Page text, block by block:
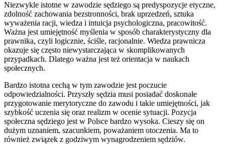
Niezwykle istotne w zawodzie sędziego są predyspozycje etyczne,
zdolność zachowania bezstronności, brak uprzedzeń, sztuka
wyważenia racji, wiedza i intuicja psychologiczna, pracowitość.
Ważna jest umiejętność myślenia w sposób charakterystyczny dla
prawnika, czyli logicznie, ściśle, racjonalnie. Wiedza prawnicza
okazuje się często niewystarczająca w skomplikowanych
przypadkach. Dlatego ważna jest też orientacja w naukach
społecznych.
Bardzo istotna cechą w tym zawodzie jest poczucie
odpowiedzialności. Przyszły sędzia musi posiadać doskonałe
przygotowanie merytoryczne do zawodu i takie umiejętności, jak
szybkość uczenia się oraz realizm w ocenie sytuacji. Pozycja
społeczna sędziego jest w Polsce bardzo wysoka. Cieszy się on
dużym uznaniem, szacunkiem, poważaniem otoczenia. Ma to
również związek z godziwym wynagrodzeniem sędziów.